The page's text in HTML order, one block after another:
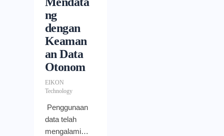
ng
dengan
Keaman
an Data
Otonom
EIKON
Technology
Penggunaan
data telah
mengalami